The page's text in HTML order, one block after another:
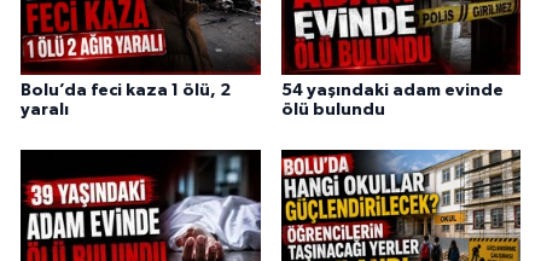
Bolu’da feci kaza 1 ölü, 2
yaralı
54 yaşındaki adam evinde
ölü bulundu